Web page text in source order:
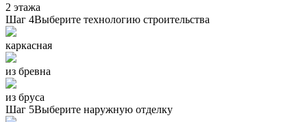
2 этажа
Шаг 4Выберите технологию строительства
каркасная
из бревна
из бруса
Шаг 5Выберите наружную отделку